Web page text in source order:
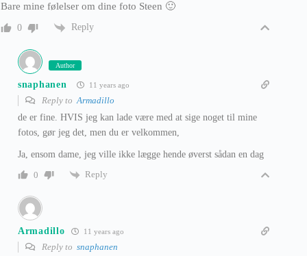
Bare mine følelser om dine foto Steen 🙂
0 Reply
Author
snaphanen 11 years ago
Reply toArmadillo
de er fine. HVIS jeg kan lade være med at sige noget til mine
fotos, gør jeg det, men du er velkommen,
Ja, ensom dame, jeg ville ikke lægge hende øverst sådan en dag
0
Reply
Armadillo 11 years ago
Reply to snaphanen